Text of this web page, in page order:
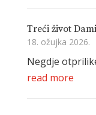
Treći život
18. ožujka 2026.
Negdje
read more